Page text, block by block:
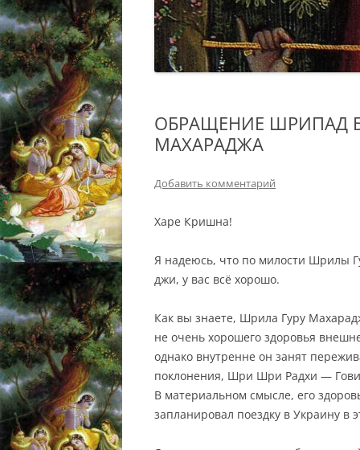
ОБРАЩЕНИЕ ШРИПАД
МАХАРАДЖА
Добавить комментарий
Харе Кришна!
Я надеюсь, что по милости Шрилы
джи, у вас всё хорошо.
Как вы знаете, Шрила Гуру
не очень хорошего здоровья
однако внутренне он занят
поклонения, Шри Шри Радхи —
В материальном смысле, его
запланировал поездку в Украину в